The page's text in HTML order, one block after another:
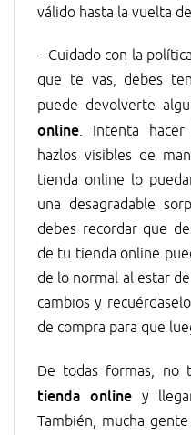
válido hasta la vuelta
– Cuidado con la
que te vas, debes
puede devolverte
online. Intenta hacer
hazlos visibles de
tienda online lo
una desagradable
debes recordar que
de tu tienda online
de lo normal al estar
cambios y
de compra para que
De todas formas, no
tienda online y
También, mucha